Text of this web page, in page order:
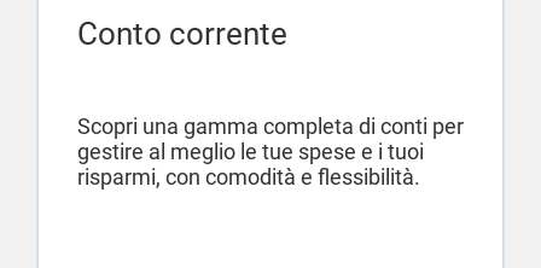
Conto corrente
Scopri una gamma completa di conti per
gestire al meglio le tue spese e i tuoi
risparmi, con comodità e flessibilità.